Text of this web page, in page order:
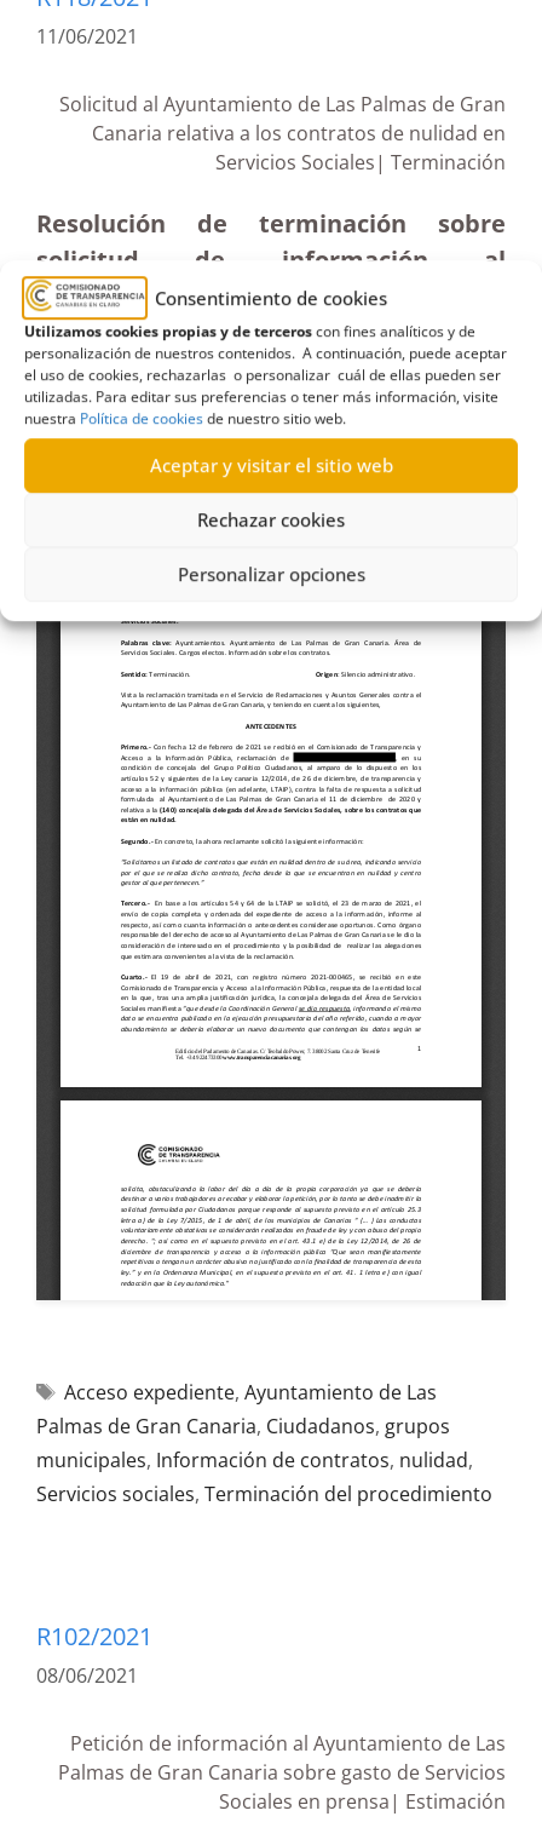
Consentimiento de cookies
Utilizamos cookies propias y de terceroscon fines analíticos y de
personalización de nuestros contenidos. A continuación, puede aceptar
el uso de cookies, rechazarlas o personalizar cuál de ellas pueden ser
utilizadas. Para editar sus preferencias o tener más información, visite
nuestra Política de cookiesde nuestro sitio web.
Aceptar y visitar el sitio web
Rechazar cookies
Personalizar opciones
11/06/2021
Solicitud al Ayuntamiento de Las Palmas de Gran
Canaria relativa a los contratos de nulidad en
Servicios Sociales| Terminación
Resolución de terminación sobre
solicitud de información al
Ayuntamiento de Las Palmas de Gran
Canaria relativa a los contratos de
nulidad de la concejalía delegada del
Área de Servicios Sociales (19-V-2021)
Acceso expediente, Ayuntamiento de Las
Palmas de Gran Canaria, Ciudadanos, grupos
municipales, Información de contratos, nulidad,
Servicios sociales, Terminación del procedimiento
R102/2021
08/06/2021
Petición de información al Ayuntamiento de Las
Palmas de Gran Canaria sobre gasto de Servicios
Sociales en prensa| Estimación